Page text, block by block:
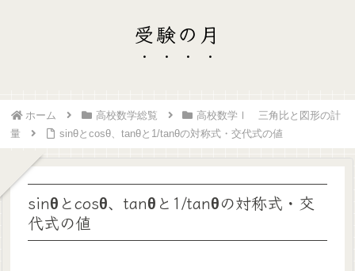
受験の月
ホーム 高校数学総覧
高校数学Ⅰ 三角比と図形の計
量
sinθとcosθ、tanθと1/tanθの対称式・交代式の値
sinθとcosθ、tanθと1/tanθの対称式・交
代式の値